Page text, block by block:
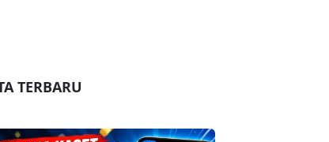
TERBARU